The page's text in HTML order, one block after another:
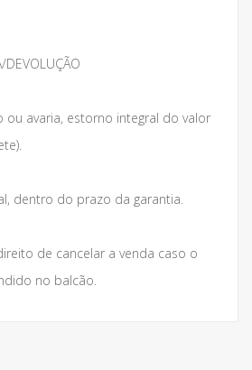
DEVOLUÇÃO
ou avaria, estorno integral do valor
dentro do prazo da garantia.
de cancelar a venda caso o
no balcão.